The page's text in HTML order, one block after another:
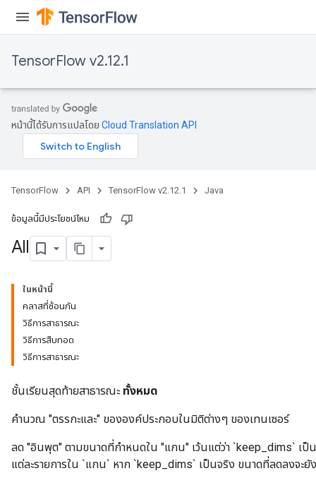
TensorFlow v2.12.1
หน้านี้ได้รับการแปลโดย Cloud Translation API
TensorFlow API TensorFlow v2.12.1 Java
ข้อมูลนี้มีประโยชน์ไหม
All
ในหน้านี้
คลาสที่ซ้อนกัน
วิธีการสาธารณะ
วิธีการสืบทอด
วิธีการสาธารณะ
ชั้นเรียนสุดท้ายสาธารณะ ทั้งหมด
คำนวณ "ตรรกะและ" ขององค์ประกอบในมิติต่างๆ ของเทนเซอร์
ลด "อินพุต" ตามขนาดที่กำหนดใน "แกน" เว้นแต่ว่า `keep_dims` เป็
แต่ละรายการใน `แกน` หาก `keep_dims` เป็นจริง ขนาดที่ลดลงจะยั